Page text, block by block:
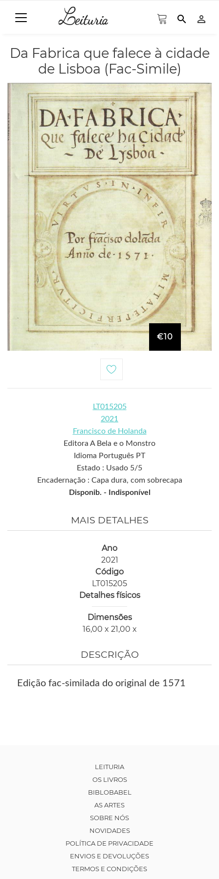
search person_outline
Da Fabrica que falece à cidade
de Lisboa (Fac-Simile)
€10
LT015205
2021
Francisco de Holanda
Editora A Bela e o Monstro
Idioma Português PT
Estado : Usado 5/5
Encadernação : Capa dura, com sobrecapa
Disponib. - Indisponível
MAIS DETALHES
Ano
2021
Código
LT015205
Detalhes físicos
Dimensões
16,00 x 21,00 x
DESCRIÇÃO
Edição fac-similada do original de 1571
LEITURIA
OS LIVROS
BIBLOBABEL
AS ARTES
SOBRE NÓS
NOVIDADES
POLÍTICA DE PRIVACIDADE
ENVIOS E DEVOLUÇÕES
TERMOS E CONDIÇÕES